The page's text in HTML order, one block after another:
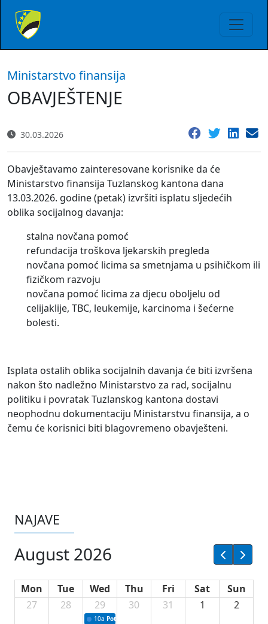
Ministarstvo finansija
OBAVJEŠTENJE
30.03.2026
Obavještavamo zainteresovane korisnike da će
Ministarstvo finansija Tuzlanskog kantona dana
13.03.2026. godine (petak) izvršiti isplatu sljedećih
oblika socijalnog davanja:
stalna novčana pomoć
refundacija troškova ljekarskih pregleda
novčana pomoć licima sa smetnjama u psihičkom ili
fizičkom razvoju
novčana pomoć licima za djecu oboljelu od
celijaklije, TBC, leukemije, karcinoma i šećerne
bolesti.
Isplata ostalih oblika socijalnih davanja će biti izvršena
nakon što nadležno Ministarstvo za rad, socijalnu
politiku i povratak Tuzlanskog kantona dostavi
neophodnu dokumentaciju Ministarstvu finansija, a o
čemu će korisnici biti blagovremeno obavješteni.
NAJAVE
August 2026
Mon Tue Wed Thu Fri Sat
Sun
27
28 29
10a Potpisivanje ugovora sa neprofitnim
30 31 1 2